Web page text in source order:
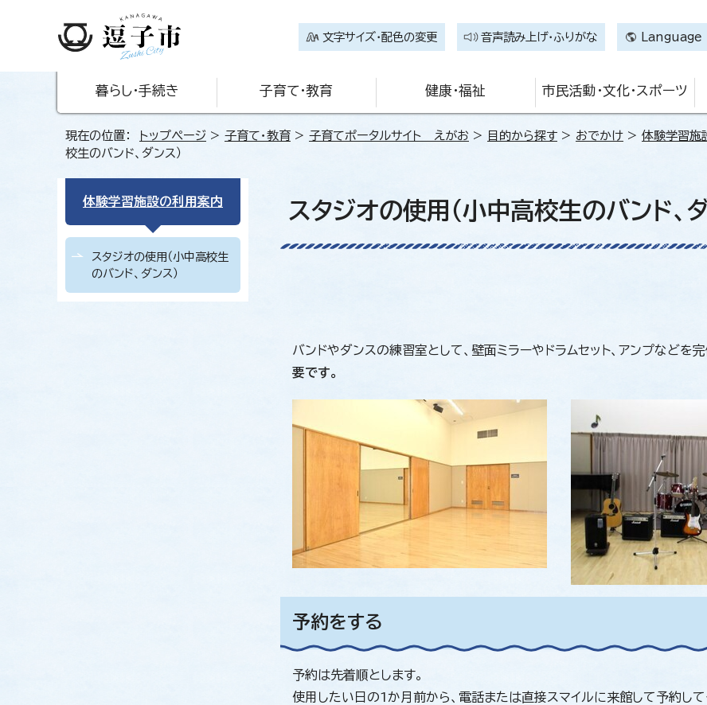
文字サイズ・配色の変更 音声読み上げ・ふりがな Language
暮らし・手続き 子育て・教育 健康・福祉 市民活動・文化・スポーツ
現在の位置： トップページ > 子育て・教育 > 子育てポータルサイト えがお > 目的から探す > おでかけ > 体験学習施
校生のバンド、ダンス）
スタジオの使用（小中高校生のバンド、ダ
バンドやダンスの練習室として、壁面ミラーやドラムセット、アンプなどを完
要です。
予約をする
予約は先着順とします。
使用したい日の1か月前から、電話または直接スマイルに来館して予約して
体験学習施設の利用案内
スタジオの使用（小中高校生
のバンド、ダンス）